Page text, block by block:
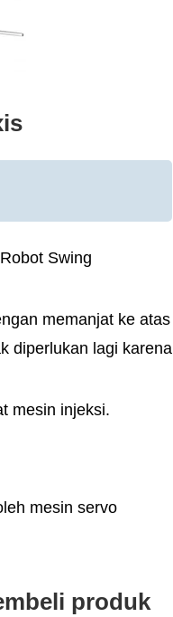
Swing
memanjat ke atas
diperlukan lagi karena
mesin injeksi.
mesin servo
produk